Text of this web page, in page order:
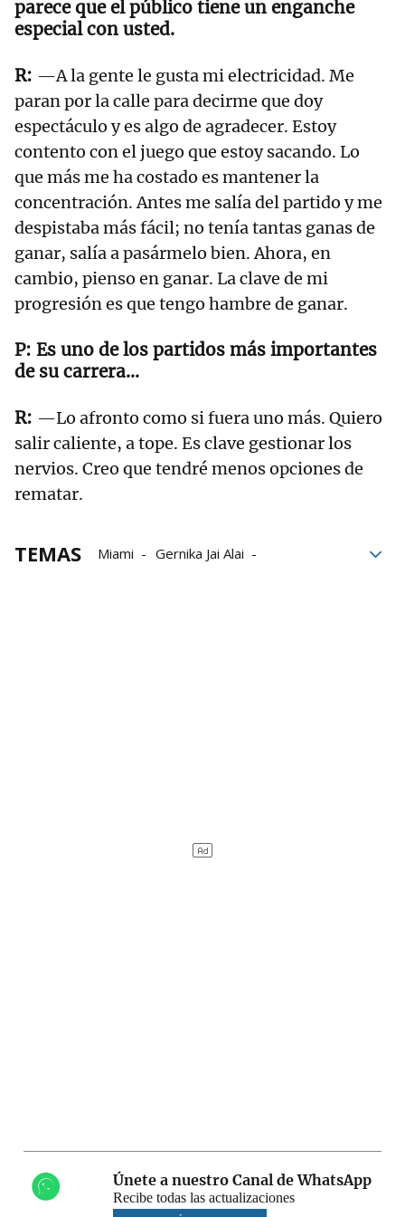
parece que el público tiene un enganche
especial con usted.
—A la gente le gusta mi electricidad. Me
paran por la calle para decirme que doy
espectáculo y es algo de agradecer. Estoy
contento con el juego que estoy sacando. Lo
que más me ha costado es mantener la
concentración. Antes me salía del partido y me
despistaba más fácil; no tenía tantas ganas de
ganar, salía a pasármelo bien. Ahora, en
cambio, pienso en ganar. La clave de mi
progresión es que tengo hambre de ganar.
Es uno de los partidos más importantes
de su carrera...
—Lo afronto como si fuera uno más. Quiero
salir caliente, a tope. Es clave gestionar los
nervios. Creo que tendré menos opciones de
rematar.
TEMAS Miami
Gernika Jai Alai
Únete a nuestro Canal de WhatsApp
Recibe todas las actualizaciones